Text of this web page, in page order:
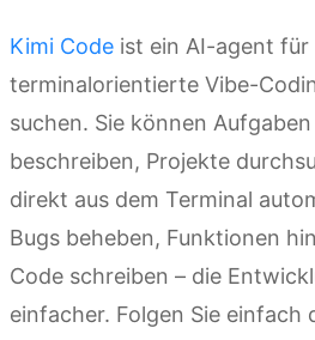
Kimi Code ist ein AI-agent
terminalorientierte Vibe-
suchen. Sie können
beschreiben, Projekte
direkt aus dem Terminal
Bugs beheben, Funktionen
Code schreiben – die
einfacher. Folgen Sie einfach